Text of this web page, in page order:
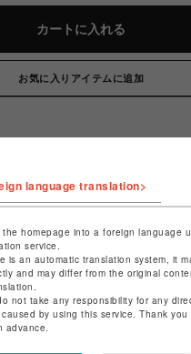
カートに入れる
お気に入りアイテムに追加
language translation>
the homepage into a foreign language
service.
is an automatic translation system, it
and may differ from the original
not take any responsibility for any
by using this service. Thank you
advance.